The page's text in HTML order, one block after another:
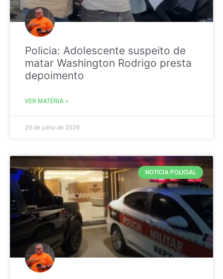
Policia: Adolescente suspeito de
matar Washington Rodrigo presta
depoimento
VER MATÉRIA »
29 de julho de 2026
NOTICIA POLICIAL